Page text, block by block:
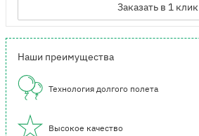
Заказать в 1 клик
Наши преимущества
Технология долгого полета
Высокое качество